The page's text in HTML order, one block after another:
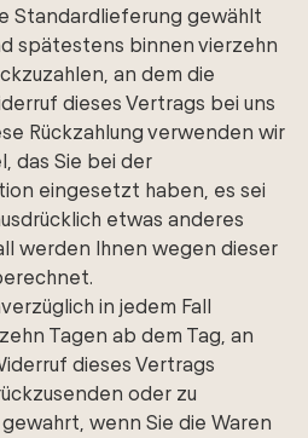
Standardlieferung gewählt
spätestens binnen vierzehn
an dem die
dieses Vertrags bei uns
Rückzahlung verwenden wir
das Sie bei der
eingesetzt haben, es sei
etwas anderes
werden Ihnen wegen dieser
in jedem Fall
Tagen ab dem Tag, an
dieses Vertrags
oder zu
wenn Sie die Waren